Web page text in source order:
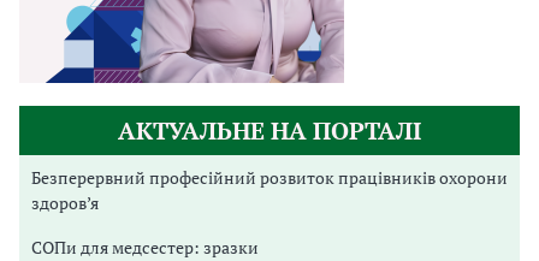
АКТУАЛЬНЕ НА ПОРТАЛІ
Безперервний професійний розвиток працівників охорони
здоров’я
СОПи для медсестер: зразки